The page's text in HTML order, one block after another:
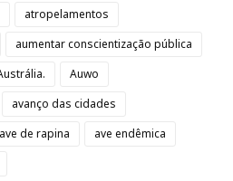
atropelamentos
aumentar conscientização pública
Auwo
avanço das cidades
ave de rapina
ave endêmica